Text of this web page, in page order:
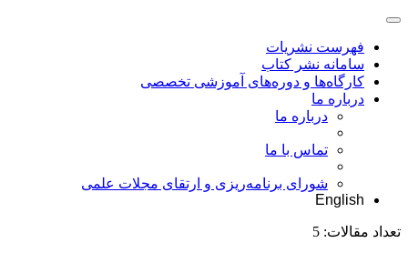
فهرست نشریات
سامانه نشر کتاب
کارگاه‌ها و دوره‌های آموزشی تخصصی
درباره ما
درباره ما
تماس با ما
شورای برنامه‌ریزی و ارتقای مجلات علمی
English
تعداد مقالات: 5